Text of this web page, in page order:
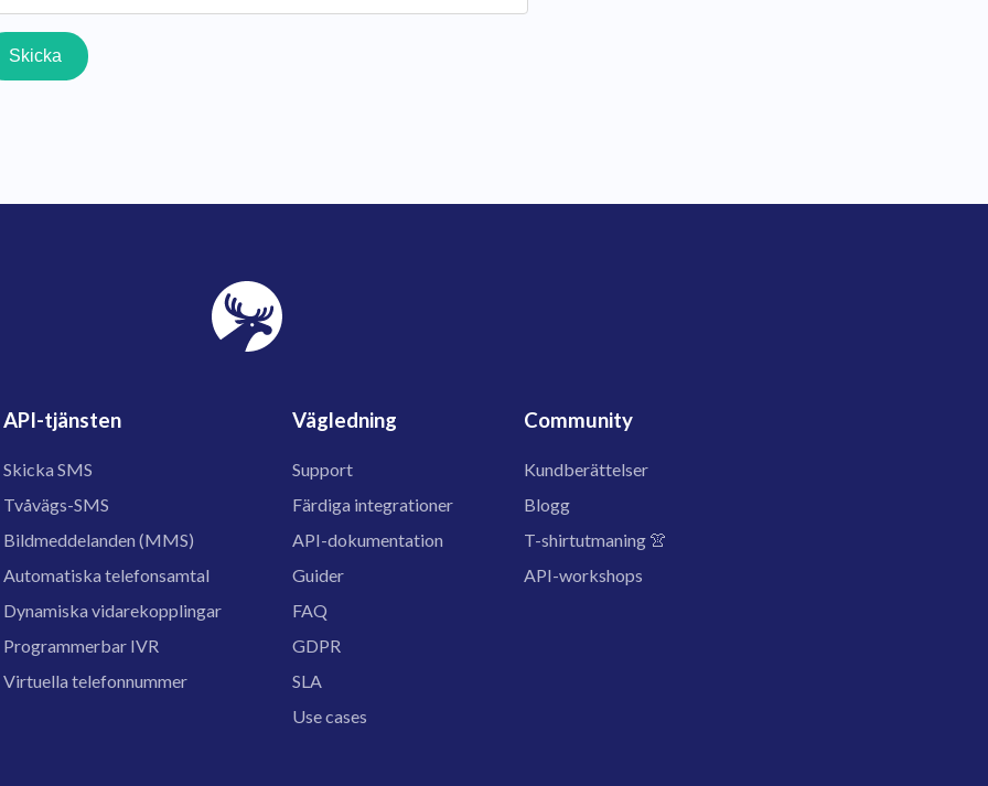
Skicka
API-tjänsten
Skicka SMS
Tvåvägs-SMS
Bildmeddelanden (MMS)
Automatiska telefonsamtal
Dynamiska vidarekopplingar
Programmerbar IVR
Virtuella telefonnummer
Vägledning
Support
Färdiga integrationer
API-dokumentation
Guider
FAQ
GDPR
SLA
Use cases
Community
Kundberättelser
Blogg
T-shirtutmaning 👚
API-workshops